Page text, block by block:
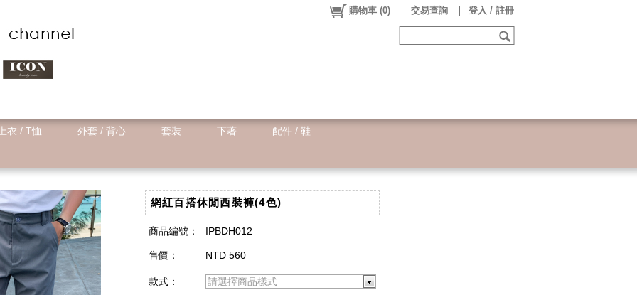
購物車 (0) 交易查詢 登入 / 註冊
衣 / T恤 外套 / 背心 套裝 下著 配件 / 鞋
網紅百搭休閒西裝褲(4色)
商品編號： IPBDH012
售價： NTD 560
款式： 請選擇商品樣式